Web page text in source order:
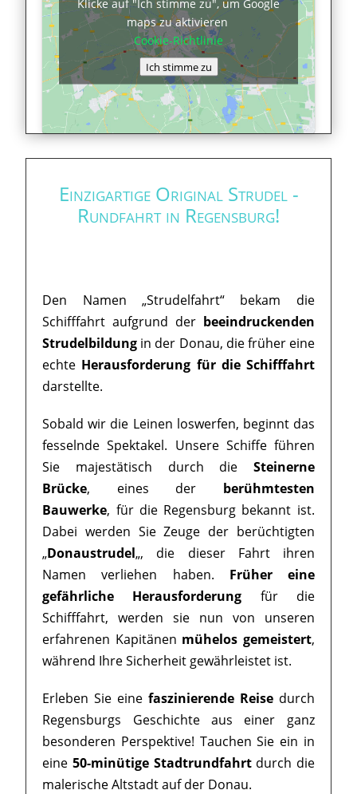
Klicke auf "Ich stimme zu", um Google
maps zu aktivieren
Cookie-Richtlinie
Ich stimme zu
Einzigartige Original Strudel -
Rundfahrt in Regensburg!
Den Namen „Strudelfahrt“ bekam die
Schifffahrt aufgrund der beeindruckenden
Strudelbildung in der Donau, die früher eine
echte Herausforderung für die Schifffahrt
darstellte.
Sobald wir die Leinen loswerfen, beginnt das
fesselnde Spektakel. Unsere Schiffe führen
Sie majestätisch durch die Steinerne
Brücke, eines der berühmtesten
Bauwerke, für die Regensburg bekannt ist.
Dabei werden Sie Zeuge der berüchtigten
„Donaustrudel„, die dieser Fahrt ihren
Namen verliehen haben. Früher eine
gefährliche Herausforderung für die
Schifffahrt, werden sie nun von unseren
erfahrenen Kapitänen mühelos gemeistert,
während Ihre Sicherheit gewährleistet ist.
Erleben Sie eine faszinierende Reisedurch
Regensburgs Geschichte aus einer ganz
besonderen Perspektive! Tauchen Sie ein in
eine 50-minütige Stadtrundfahrtdurch die
malerische Altstadt auf der Donau.